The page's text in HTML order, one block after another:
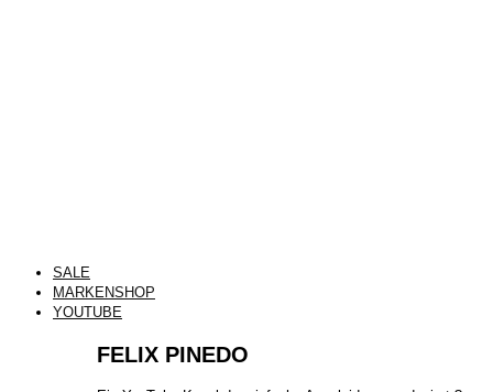
SALE
MARKENSHOP
YOUTUBE
FELIX PINEDO